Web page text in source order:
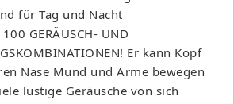
für Tag und Nacht
GERÄUSCH- UND
Er kann Kopf
Nase Mund und Arme bewegen
lustige Geräusche von sich